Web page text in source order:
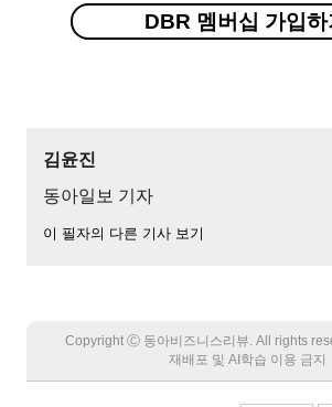
DBR 멤버십 가입하
김윤진
동아일보 기자
이 필자의 다른 기사 보기
Copyright Ⓒ 동아비즈니스리뷰. All rights
재배포 및 AI학습 이용 금지